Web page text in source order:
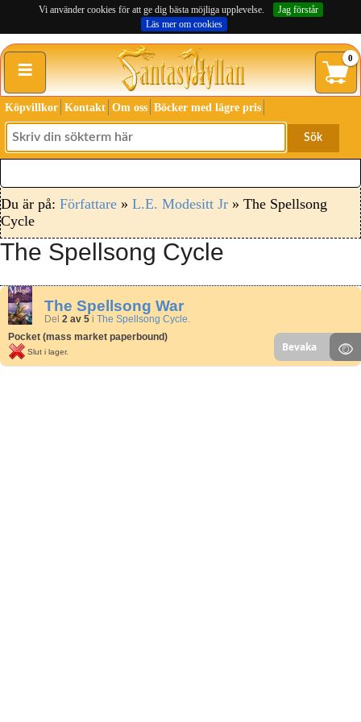
Vi använder cookies för att ge dig bästa möjliga upplevelse.
Jag förstår
Läs mer om cookies
≡ 0
Köpvillkor Kontakt Om oss Böcker med lägre pris
Sök
Du är på: Författare » L.E. Modesitt Jr » The Spellsong
Cycle
The Spellsong Cycle
The Spellsong War
Del 2 av 5 i The Spellsong Cycle.
Pocket (mass market paperbound)
Slut i lager. Bevaka